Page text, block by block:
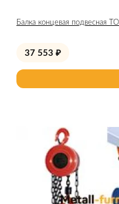
Балка концевая подвесная
37 553 ₽